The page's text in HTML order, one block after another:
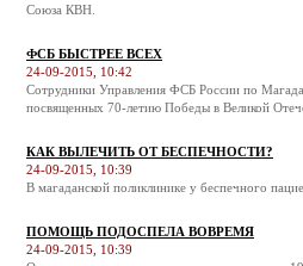
Союза КВН.
ФСБ БЫСТРЕЕ ВСЕХ
24-09-2015, 10:42
Сотрудники Управления ФСБ России по
посвященных 70-летию Победы в Великой
КАК ВЫЛЕЧИТЬ ОТ БЕСПЕЧНОСТИ?
24-09-2015, 10:39
В магаданской поликлинике у беспечного
ПОМОЩЬ ПОДОСПЕЛА ВОВРЕМЯ
24-09-2015, 10:39